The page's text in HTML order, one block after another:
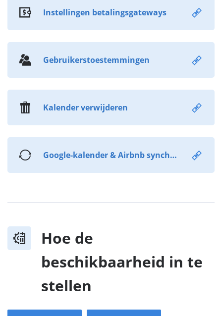
Instellingen betalingsgateways
Gebruikerstoestemmingen
Kalender verwijderen
Google-kalender & Airbnb synchronisatie
Hoe de
beschikbaarheid in te
stellen